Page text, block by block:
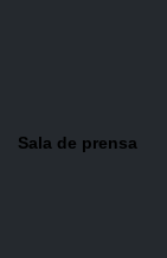
Sala de prensa